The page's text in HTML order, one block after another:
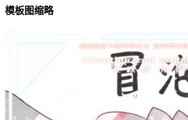
模板图缩略